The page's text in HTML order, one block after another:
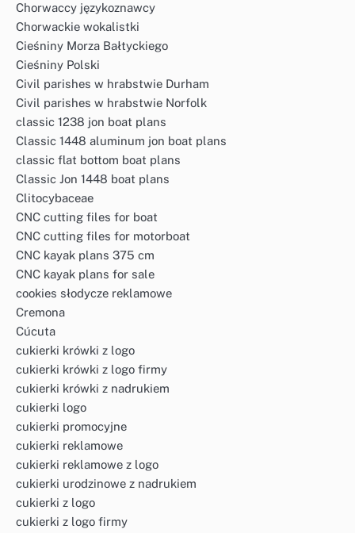
Chorwaccy językoznawcy
Chorwackie wokalistki
Cieśniny Morza Bałtyckiego
Cieśniny Polski
Civil parishes w hrabstwie Durham
Civil parishes w hrabstwie Norfolk
classic 1238 jon boat plans
Classic 1448 aluminum jon boat plans
classic flat bottom boat plans
Classic Jon 1448 boat plans
Clitocybaceae
CNC cutting files for boat
CNC cutting files for motorboat
CNC kayak plans 375 cm
CNC kayak plans for sale
cookies słodycze reklamowe
Cremona
Cúcuta
cukierki krówki z logo
cukierki krówki z logo firmy
cukierki krówki z nadrukiem
cukierki logo
cukierki promocyjne
cukierki reklamowe
cukierki reklamowe z logo
cukierki urodzinowe z nadrukiem
cukierki z logo
cukierki z logo firmy